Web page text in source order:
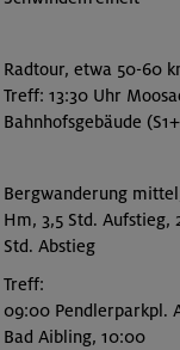
Radtour, etwa 50-60
Treff: 13:30 Uhr
Bahnhofsgebäude
Bergwanderung
Hm, 3,5 Std. Aufstieg,
Std. Abstieg
Treff:
09:00 Pendlerparkpl.
Bad Aibling, 10:00